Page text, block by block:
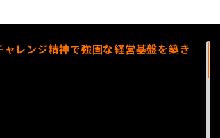
レンジ精神で強固な経営基盤を築き